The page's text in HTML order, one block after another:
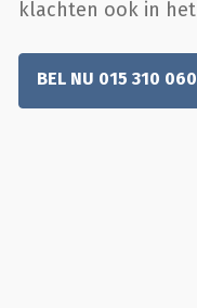
klachten ook in
BEL NU 015 310